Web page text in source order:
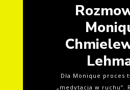
Dla Monique proces
„medytacja w ruchu”.